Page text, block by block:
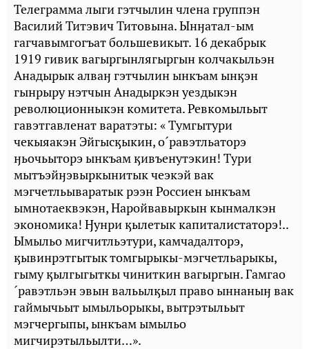
Телеграмма лыги гэтчылин члена группэн
Василий Титэвич Титовына. Ынӈатал-ым
гагчавымгогъат большевикыт. 16 декабрык
1919 гивик вагыргынлягыргын колчакыльэн
Анадырык алваӈ гэтчылин ынкъам ынӄэн
гынрыру нэтчын Анадыркэн уездыкэн
революционныкэн комитета. Ревкомыльыт
гавэтгавленат варатэты: « Тумгытури
чекыяакэн Эйгысӄыкин, о´равэтльаторэ
ӈьочьыторэ ынкъам ӄивъенутэкин! Тури
мытъэйӈэвыркынитык чеэкэй вак
мэгчетльываратык рээн Россиен ынкъам
ымнотаеквэкэн, Наройвавыркын кынмалкэн
экономика! Ӈунри ӄылетык капиталистаторэ!..
Ымыльо мигчитльэтури, камчадалторэ,
ӄывинрэтгытык томгырыкы-мэгчетльарыкы,
гыму ӄылгыгыткы чиниткин вагыргын. Гамгао
´равэтльэн эвын вальылӄыл право ыннаныӈ вак
гаймычьыт ымыльорыкы, вытрэтыльыт
мэгчергыпы, ынкъам ымыльо
мигчирэтыльылти…».